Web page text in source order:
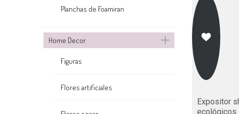
Planchas de Foamiran
Home Decor
Figuras
Flores artificiales
Expositor
ecológicos